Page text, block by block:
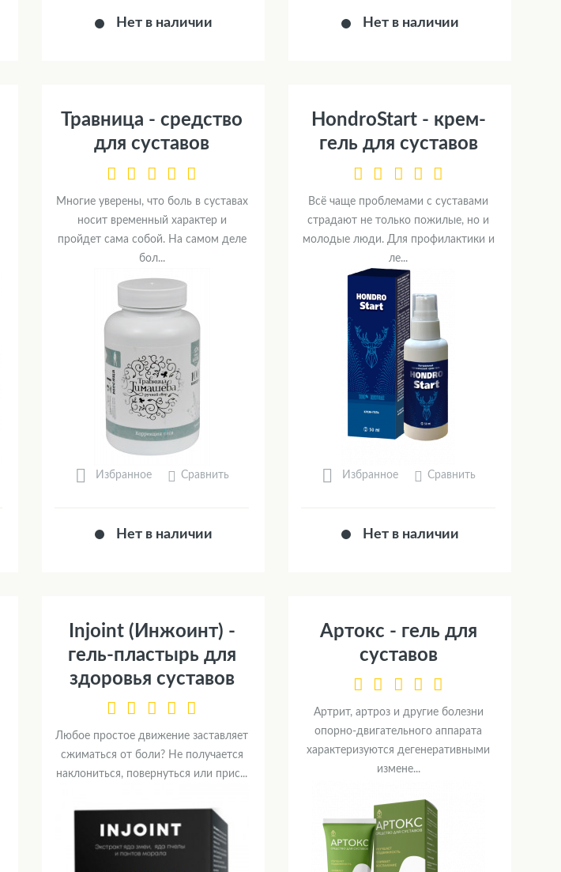
Нет в наличии Нет в наличии
Травница - средство
для суставов
Многие уверены, что боль в суставах
носит временный характер и
пройдет сама собой. На самом деле
бол...
Избранное Сравнить
Нет в наличии
HondroStart - крем-
гель для суставов
Всё чаще проблемами с суставами
страдают не только пожилые, но и
молодые люди. Для профилактики и
ле...
Избранное Сравнить
Нет в наличии
Injoint (Инжоинт) -
гель-пластырь для
здоровья суставов
Любое простое движение заставляет
сжиматься от боли? Не получается
наклониться, повернуться или прис...
Артокс - гель для
суставов
Артрит, артроз и другие болезни
опорно-двигательного аппарата
характеризуются дегенеративными
измене...